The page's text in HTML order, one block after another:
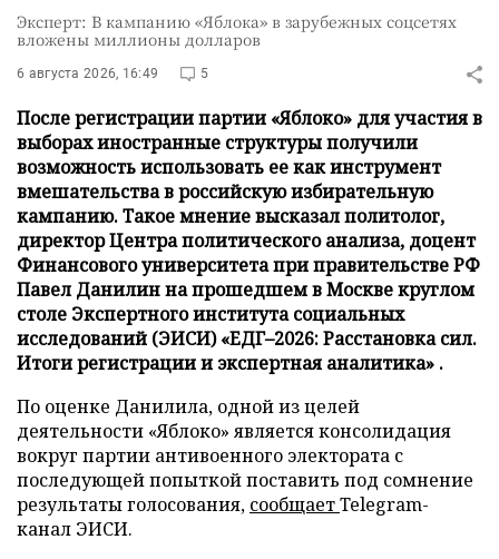
Эксперт: В кампанию «Яблока» в зарубежных соцсетях
вложены миллионы долларов
6 августа 2026, 16:49 5
После регистрации партии «Яблоко» для участия в
выборах иностранные структуры получили
возможность использовать ее как инструмент
вмешательства в российскую избирательную
кампанию. Такое мнение высказал политолог,
директор Центра политического анализа, доцент
Финансового университета при правительстве РФ
Павел Данилин на прошедшем в Москве круглом
столе Экспертного института социальных
исследований (ЭИСИ) «ЕДГ–2026: Расстановка сил.
Итоги регистрации и экспертная аналитика» .
По оценке Данилила, одной из целей
деятельности «Яблоко» является консолидация
вокруг партии антивоенного электората с
последующей попыткой поставить под сомнение
результаты голосования, сообщаетTelegram-
канал ЭИСИ.